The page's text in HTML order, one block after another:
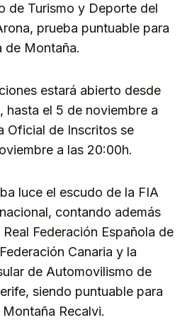
de Turismo y Deporte del
prueba puntuable para
de Montaña.
estará abierto desde
hasta el 5 de noviembre a
Oficial de Inscritos se
a las 20:00h.
luce el escudo de la FIA
contando además
Federación Española de
Canaria y la
de Automovilismo de
siendo puntuable para
Recalvi.